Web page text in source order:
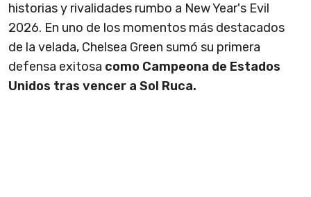
historias y rivalidades rumbo a New Year's Evil
2026. En uno de los momentos más destacados
de la velada, Chelsea Green sumó su primera
defensa exitosa como Campeona de Estados
Unidos tras vencer a Sol Ruca.